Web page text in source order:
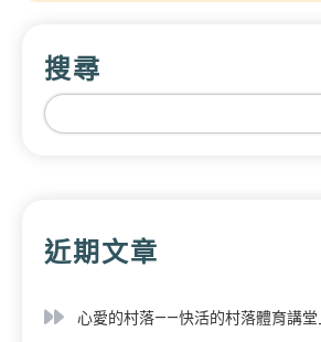
搜尋
近期文章
心愛的村落——快活的村落體育講堂